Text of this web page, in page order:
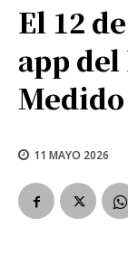
El 12
app
Medido
11 MAYO 2026